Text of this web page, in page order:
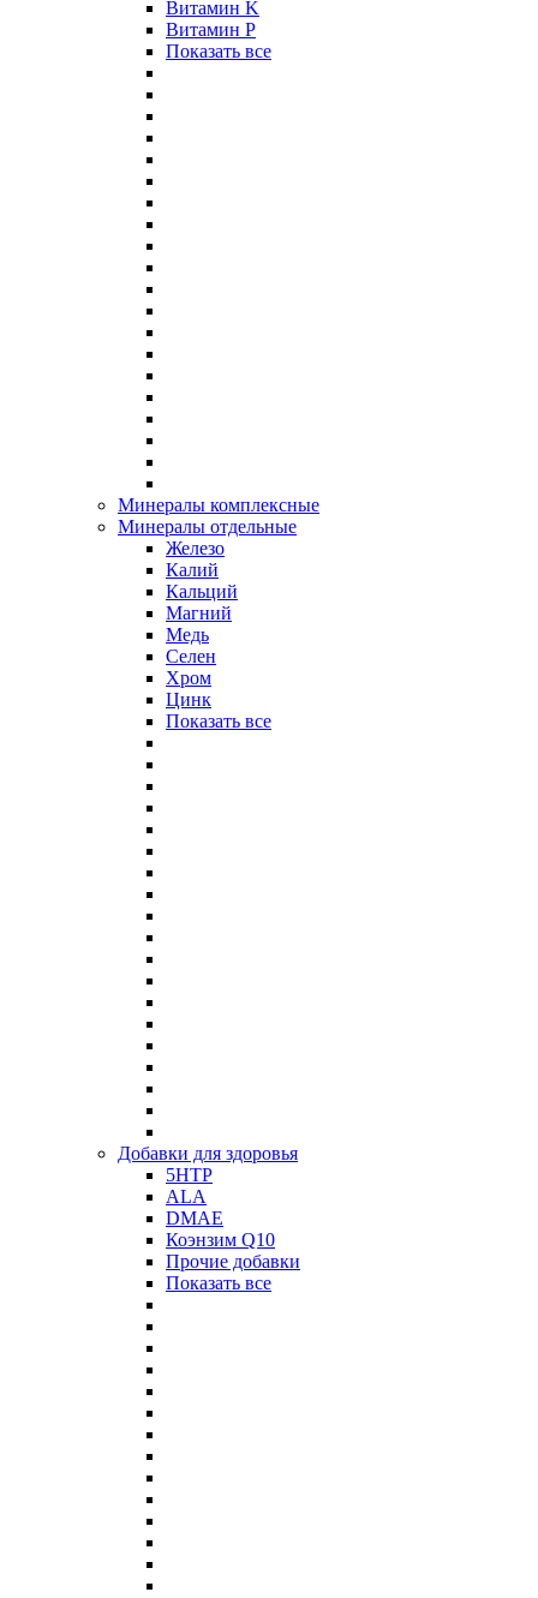
Витамин K
Витамин P
Показать все
Минералы комплексные
Минералы отдельные
Железо
Калий
Кальций
Магний
Медь
Селен
Хром
Цинк
Показать все
Добавки для здоровья
5HTP
ALA
DMAE
Коэнзим Q10
Прочие добавки
Показать все